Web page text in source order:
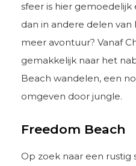
sfeer is hier
dan in andere delen van
meer avontuur? Vanaf
gemakkelijk naar het
Beach wandelen, een
omgeven door jungle.
Freedom Beach
Op zoek naar een rustig